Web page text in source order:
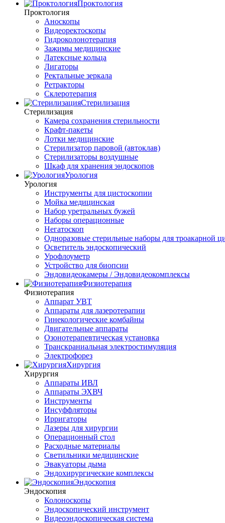
Проктология
Проктология
Аноскопы
Видеоректоскопы
Гидроколонотерапия
Зажимы медицинские
Латексные кольца
Лигаторы
Ректальные зеркала
Ретракторы
Склеротерапия
Стерилизация
Стерилизация
Камера сохранения стерильности
Крафт-пакеты
Лотки медицинские
Стерилизатор паровой (автоклав)
Стерилизаторы воздушные
Шкаф для хранения эндоскопов
Урология
Урология
Инструменты для цистоскопии
Мойка медицинская
Набор уретральных бужей
Наборы операционные
Негатоскоп
Одноразовые стерильные наборы для троакарной
Осветитель эндоскопический
Урофлоуметр
Устройство для биопсии
Эндовидеокамеры / Эндовидеокомплексы
Физиотерапия
Физиотерапия
Аппарат УВТ
Аппараты для лазеротерапии
Гинекологические комбайны
Двигательные аппараты
Озонотерапевтическая установка
Транскраниальная электростимуляция
Электрофорез
Хирургия
Хирургия
Аппараты ИВЛ
Аппараты ЭХВЧ
Инструменты
Инсуффляторы
Ирригаторы
Лазеры для хирургии
Операционный стол
Расходные материалы
Светильники медицинские
Эвакуаторы дыма
Эндохирургические комплексы
Эндоскопия
Эндоскопия
Колоноскопы
Эндоскопический инструмент
Видеоэндоскопическая система